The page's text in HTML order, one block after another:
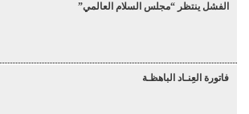
الفشل ينتظر “مجلس السلام العالمي”
فاتورة العِنـاد الباهظـة